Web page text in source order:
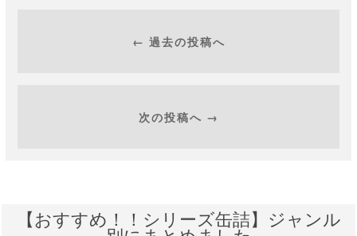
← 過去の投稿へ
次の投稿へ →
【おすすめ！！シリーズ缶詰】ジャンル